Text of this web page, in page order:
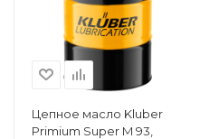
Цепное масло Kluber
Primium Super M 93,